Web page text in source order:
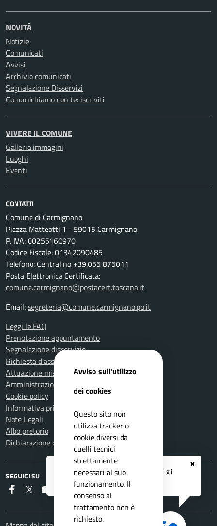
✖
Registrati ai serviziAPP IO
e ricevi tutti gli
aggiornamenti dall'Ente
NOVITÀ
Notizie
Comunicati
Avvisi
Archivio comunicati
Segnalazione Disservizi
Comunichiamo con te: iscriviti
VIVERE IL COMUNE
Galleria immagini
Luoghi
Eventi
CONTATTI
Comune di Carmignano
Piazza Matteotti 1 - 59015 Carmignano
P. IVA: 00255160970
Codice Fiscale: 01342090485
Telefono: Centralino +39.055 875011
Posta Elettronica Certificata:
comune.carmignano@postacert.toscana.it
Email:segreteria@comune.carmignano.po.it
Leggi le FAQ
Prenotazione appuntamento
Segnalazione disservizio
Richiesta d'assistenza
Attuazione misure PNRR
Amministrazione trasparente
Cookie policy
Informativa privacy
Note Legali
Albo pretorio
Dichiarazione di accessibilità
SEGUICI SU
FaceboookTwitter YoutubeRSS
Avviso sull'utilizzo
dei cookies
Questo sito non
utilizza tracker o
cookie diversi da
quelli tecnici
strettamente
necessari al suo
funzionamento. Il
consenso al
trattamento non è
richiesto.